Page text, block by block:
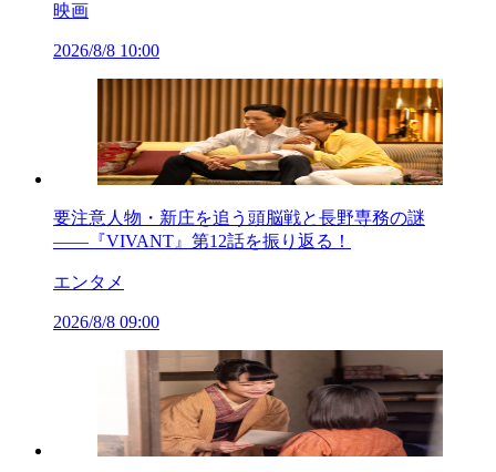
映画
2026/8/8 10:00
要注意人物・新庄を追う頭脳戦と長野専務の謎
――『VIVANT』第12話を振り返る！
エンタメ
2026/8/8 09:00